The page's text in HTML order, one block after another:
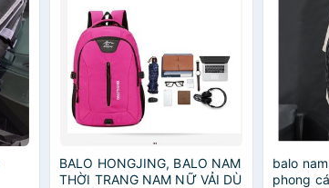
BALO HONGJING, BALO NAM
THỜI TRANG NAM NỮ VẢI DÙ
balo
phong